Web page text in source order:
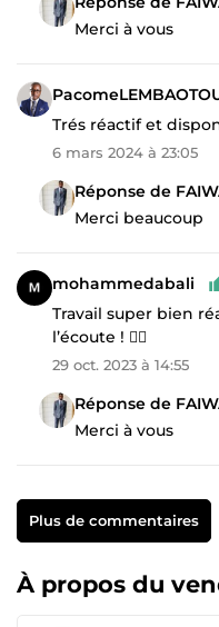
Merci à vous
Trés réactif et
6 mars 2024 à 23:05
Réponse de
Merci beaucoup
mohammedabali
Travail super bien
l’écoute ! 👌🏼
29 oct. 2023 à 14:55
Réponse de
Merci à vous
Plus de commentaires
À propos du